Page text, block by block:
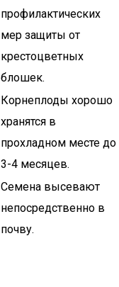
профилактических
мер защиты от
крестоцветных
блошек.
Корнеплоды хорошо
хранятся в
прохладном месте до
3-4 месяцев.
Семена высевают
непосредственно в
почву.